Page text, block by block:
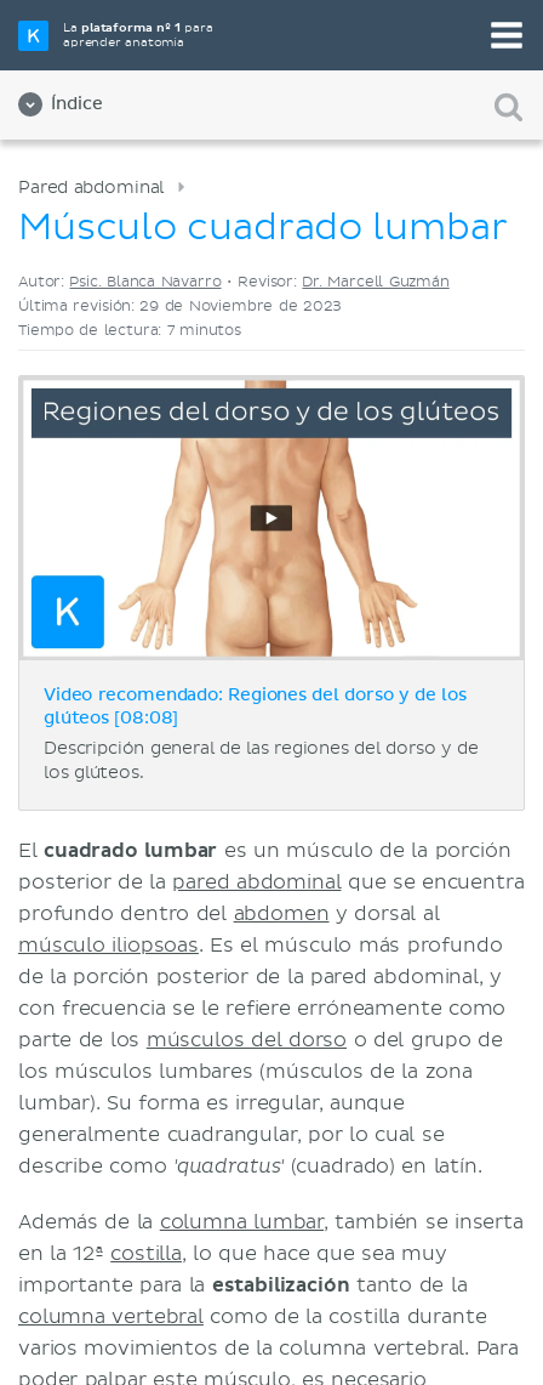
Laplataforma nº 1 para
aprender anatomía
Índice
Elige tu herramienta de estudio favorita
Videos
Pared abdominal
Músculo cuadrado lumbar
Autor: Psic. Blanca Navarro• Revisor: Dr. Marcell Guzmán
Última revisión: 29 de Noviembre de 2023
Tiempo de lectura: 7 minutos
Video recomendado: Regiones del dorso y de los
glúteos [08:08]
Descripción general de las regiones del dorso y de
los glúteos.
Elcuadrado lumbar es un músculo de la porción
posterior de la pared abdominalque se encuentra
profundo dentro del abdomen y dorsal al
músculo iliopsoas. Es el músculo más profundo
de la porción posterior de la pared abdominal, y
con frecuencia se le refiere erróneamente como
parte de los músculos del dorso o del grupo de
los músculos lumbares (músculos de la zona
lumbar). Su forma es irregular, aunque
generalmente cuadrangular, por lo cual se
describe como 'quadratus'(cuadrado) en latín.
Además de la columna lumbar, también se inserta
en la 12ª costilla, lo que hace que sea muy
importante para la estabilización tanto de la
columna vertebralcomo de la costilla durante
varios movimientos de la columna vertebral. Para
poder palpar este músculo, es necesario